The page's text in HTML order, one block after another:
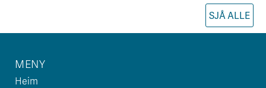
SJÅ ALLE
MENY
Heim